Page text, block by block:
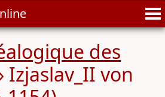
des
Izjaslav_II von